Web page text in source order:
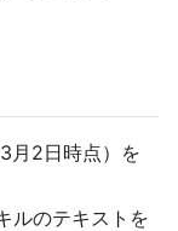
2日時点）を
ルのテキストを